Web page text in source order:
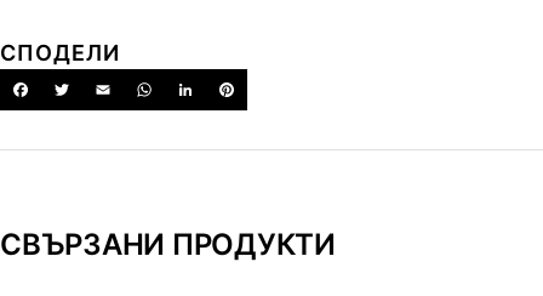
СПОДЕЛИ
СВЪРЗАНИ ПРОДУКТИ